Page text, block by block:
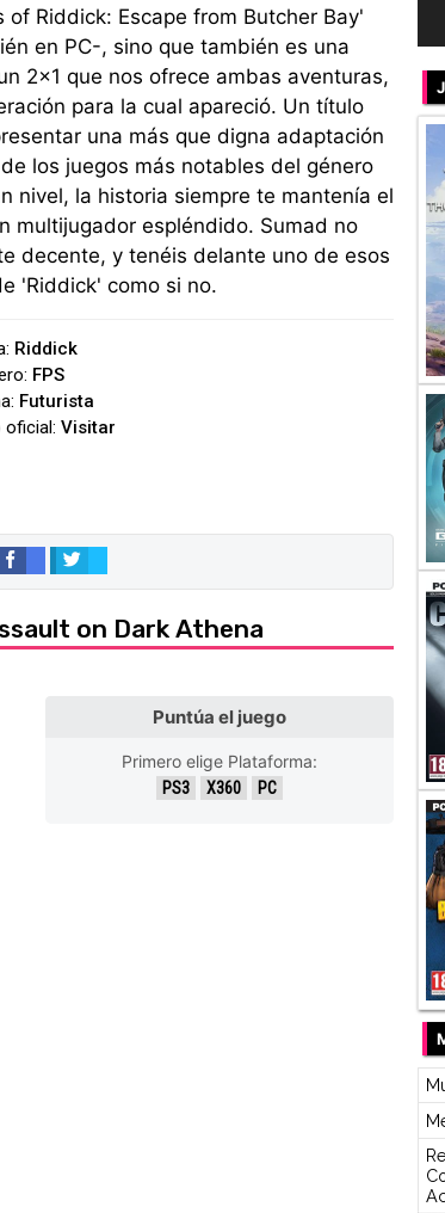
Riddick: Escape from Butcher Bay'
en PC-, sino que también es una
2x1 que nos ofrece ambas aventuras,
para la cual apareció. Un título
una más que digna adaptación
los juegos más notables del género
nivel, la historia siempre te mantenía el
multijugador espléndido. Sumad no
decente, y tenéis delante uno de esos
'Riddick' como si no.
Riddick
FPS
Futurista
oficial:Visitar
on Dark Athena
Puntúa el juego
Primero elige Plataforma:
PS3 X360 PC